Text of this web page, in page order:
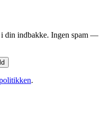
din indbakke. Ingen spam —
.